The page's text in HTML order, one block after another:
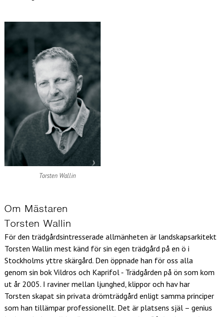
Torsten Wallin
Om Mästaren
Torsten Wallin
För den trädgårdsintresserade allmänheten är landskapsarkitekt
Torsten Wallin mest känd för sin egen trädgård på en ö i
Stockholms yttre skärgård. Den öppnade han för oss alla
genom sin bok Vildros och Kaprifol - Trädgården på ön som kom
ut år 2005. I raviner mellan ljunghed, klippor och hav har
Torsten skapat sin privata drömträdgård enligt samma principer
som han tillämpar professionellt. Det är platsens själ – genius